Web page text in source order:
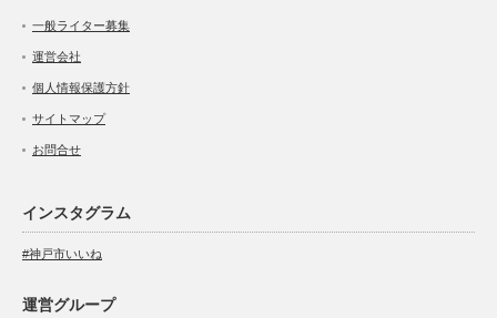
一般ライター募集
運営会社
個人情報保護方針
サイトマップ
お問合せ
インスタグラム
#神戸市いいね
運営グループ